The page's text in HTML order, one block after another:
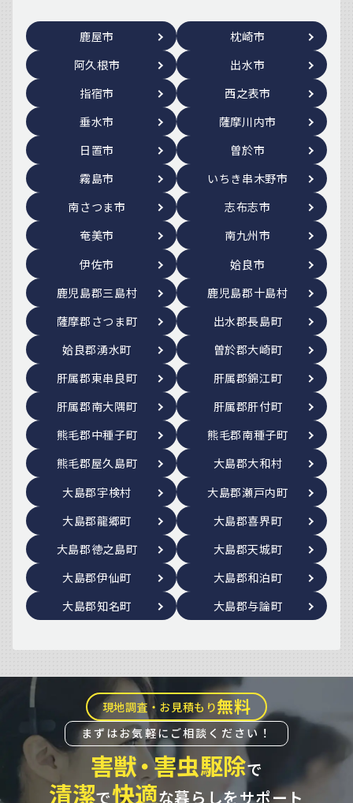
鹿屋市
枕崎市
阿久根市
出水市
指宿市
西之表市
垂水市
薩摩川内市
日置市
曽於市
霧島市
いちき串木野市
南さつま市
志布志市
奄美市
南九州市
伊佐市
姶良市
鹿児島郡三島村
鹿児島郡十島村
薩摩郡さつま町
出水郡長島町
姶良郡湧水町
曽於郡大崎町
肝属郡東串良町
肝属郡錦江町
肝属郡南大隅町
肝属郡肝付町
熊毛郡中種子町
熊毛郡南種子町
熊毛郡屋久島町
大島郡大和村
大島郡宇検村
大島郡瀬戸内町
大島郡龍郷町
大島郡喜界町
大島郡徳之島町
大島郡天城町
大島郡伊仙町
大島郡和泊町
大島郡知名町
大島郡与論町
現地調査・お見積もり無料
まずはお気軽にご相談ください！
害獣・害虫駆除で
清潔で快適な暮らしをサポート